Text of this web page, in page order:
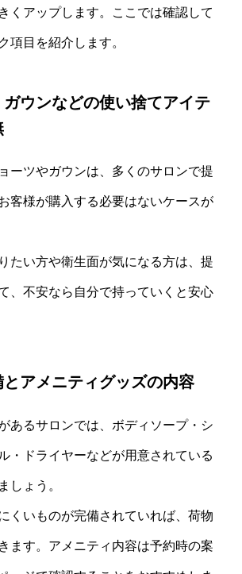
くアップします。ここでは確認して
項目を紹介します。
ウンなどの使い捨てアイテ
ーツやガウンは、多くのサロンで提
客様が購入する必要はないケースが
たい方や衛生面が気になる方は、提
、不安なら自分で持っていくと安心
アメニティグッズの内容
あるサロンでは、ボディソープ・シ
・ドライヤーなどが用意されている
しょう。
くいものが完備されていれば、荷物
ます。アメニティ内容は予約時の案